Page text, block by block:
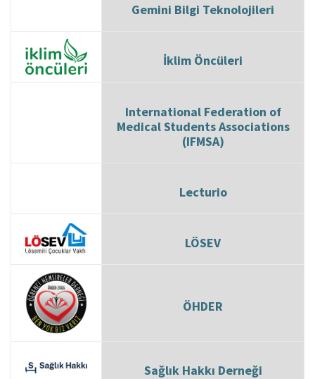
Gemini Bilgi Teknolojileri
İklim Öncüleri
International Federation of
Medical Students Associations
(IFMSA)
Lecturio
LÖSEV
ÖHDER
Sağlık Hakkı Derneği